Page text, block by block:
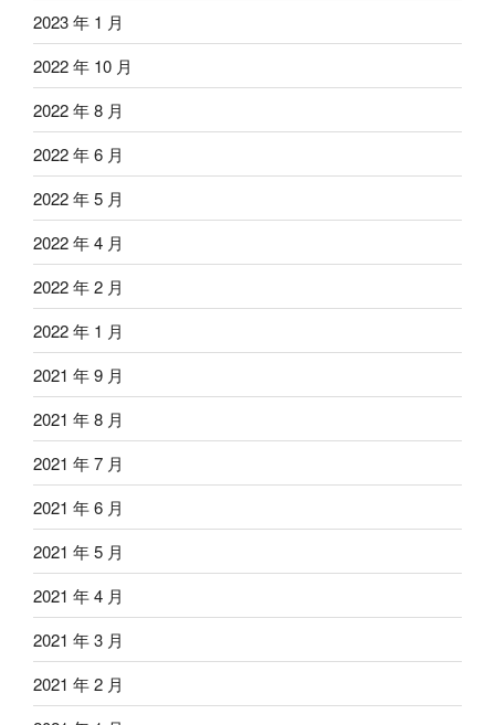
2023 年 1 月
2022 年 10 月
2022 年 8 月
2022 年 6 月
2022 年 5 月
2022 年 4 月
2022 年 2 月
2022 年 1 月
2021 年 9 月
2021 年 8 月
2021 年 7 月
2021 年 6 月
2021 年 5 月
2021 年 4 月
2021 年 3 月
2021 年 2 月